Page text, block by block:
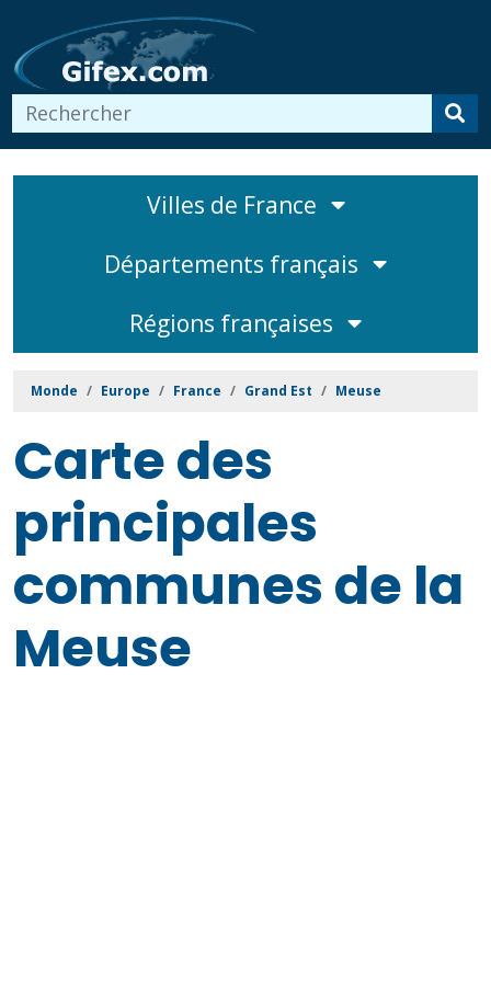
Villes de France
Départements français
Régions françaises
Monde Europe France Grand Est Meuse
Carte des
principales
communes de la
Meuse